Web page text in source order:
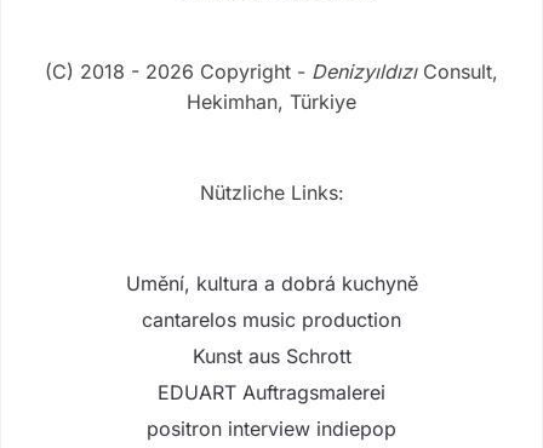
(C) 2018 - 2026 Copyright - DenizyıldızıConsult,
Hekimhan, Türkiye
Nützliche Links:
Umění, kultura a dobrá kuchyně
cantarelos music production
Kunst aus Schrott
EDUART Auftragsmalerei
positron interview indiepop